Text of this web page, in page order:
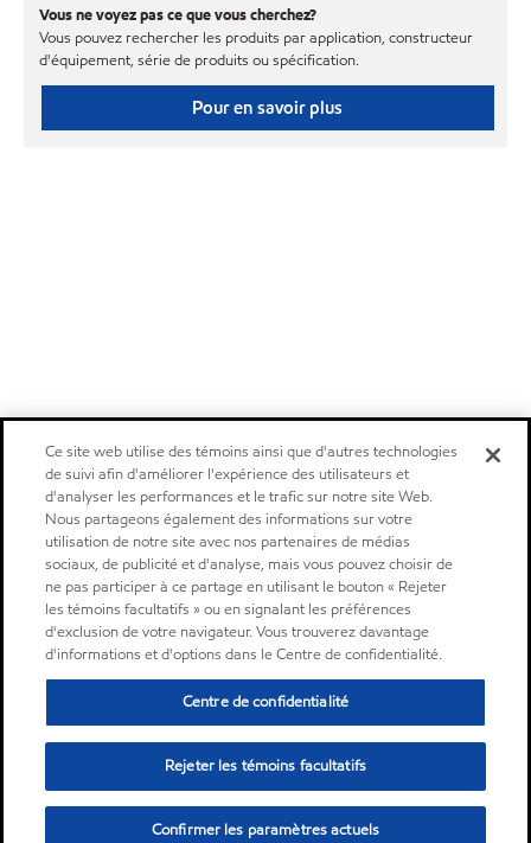
Vous ne voyez pas ce que vous cherchez?
Vous pouvez rechercher les produits par application, constructeur
d'équipement, série de produits ou spécification.
Pour en savoir plus
Ce site web utilise des témoins ainsi que d'autres technologies
de suivi afin d'améliorer l'expérience des utilisateurs et
d'analyser les performances et le trafic sur notre site Web.
Nous partageons également des informations sur votre
utilisation de notre site avec nos partenaires de médias
sociaux, de publicité et d'analyse, mais vous pouvez choisir de
ne pas participer à ce partage en utilisant le bouton « Rejeter
les témoins facultatifs » ou en signalant les préférences
d'exclusion de votre navigateur. Vous trouverez davantage
d'informations et d'options dans le Centre de confidentialité.
Centre de confidentialité
Rejeter les témoins facultatifs
Confirmer les paramètres actuels